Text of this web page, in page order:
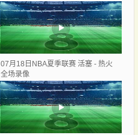
07月18日NBA夏季联赛 活塞 - 热火
全场录像